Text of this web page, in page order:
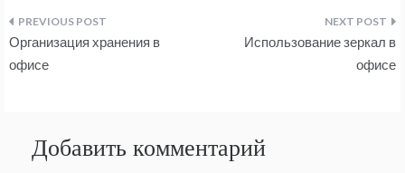
Навигация
по
Организация хранения в
офисе
Использование зеркал в
офисе
Добавить комментарий